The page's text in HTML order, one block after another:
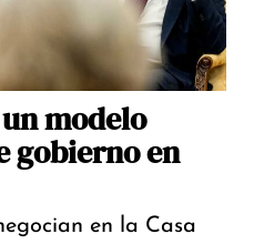
modelo
gobierno en
en la Casa